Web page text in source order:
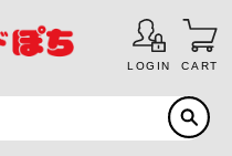
LOGIN CART